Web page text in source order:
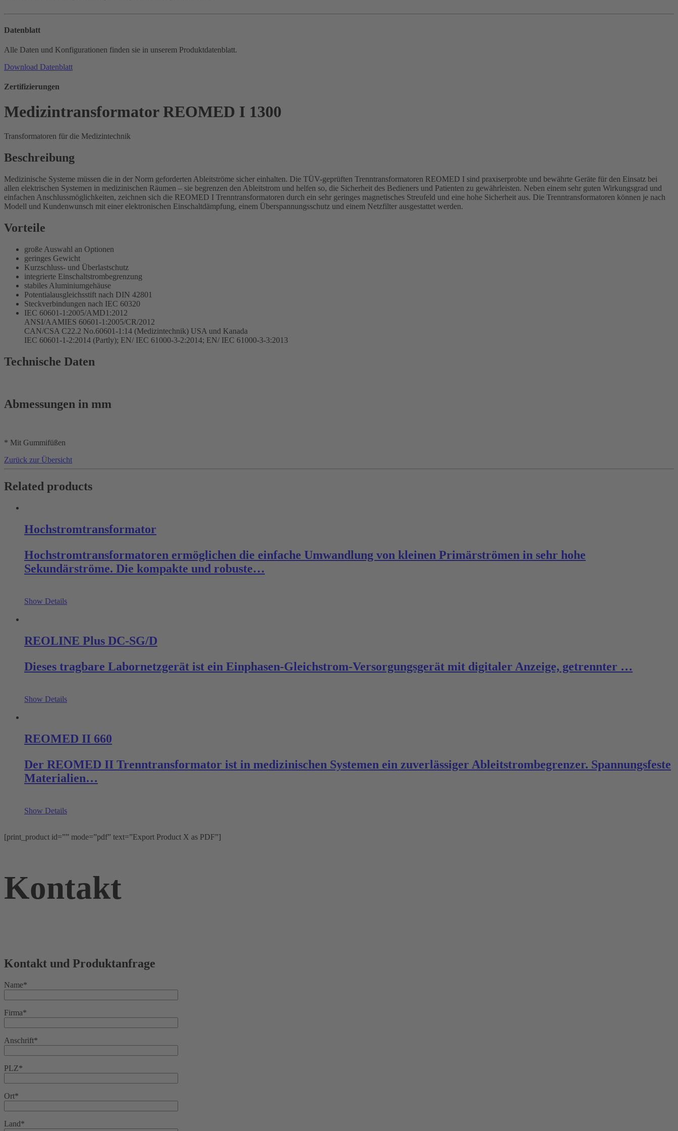
Datenblatt
Alle Daten und Konfigurationen finden sie in unserem Produktdatenblatt.
Download Datenblatt
Zertifizierungen
Medizintransformator REOMED I 1300
Transformatoren für die Medizintechnik
Beschreibung
Medizinische Systeme müssen die in der Norm geforderten Ableitströme sicher einhalten. Die TÜV-geprüften Trenntransformatoren REOMED I sind praxiserprobte und bewährte Geräte für den Einsatz bei
allen elektrischen Systemen in medizinischen Räumen – sie begrenzen den Ableitstrom und helfen so, die Sicherheit des Bedieners und Patienten zu gewährleisten. Neben einem sehr guten Wirkungsgrad und
einfachen Anschlussmöglichkeiten, zeichnen sich die REOMED I Trenntransformatoren durch ein sehr geringes magnetisches Streufeld und eine hohe Sicherheit aus. Die Trenntransformatoren können je nach
Modell und Kundenwunsch mit einer elektronischen Einschaltdämpfung, einem Überspannungsschutz und einem Netzfilter ausgestattet werden.
Vorteile
große Auswahl an Optionen
geringes Gewicht
Kurzschluss- und Überlastschutz
integrierte Einschaltstrombegrenzung
stabiles Aluminiumgehäuse
Potentialausgleichsstift nach DIN 42801
Steckverbindungen nach IEC 60320
IEC 60601-1:2005/AMD1:2012
ANSI/AAMIES 60601-1:2005/CR/2012
CAN/CSA C22.2 No.60601-1:14 (Medizintechnik) USA und Kanada
IEC 60601-1-2:2014 (Partly); EN/ IEC 61000-3-2:2014; EN/ IEC 61000-3-3:2013
Technische Daten
Abmessungen in mm
* Mit Gummifüßen
Zurück zur Übersicht
Related products
Hochstromtransformator
Hochstromtransformatoren ermöglichen die einfache Umwandlung von kleinen Primärströmen in sehr hohe
Sekundärströme. Die kompakte und robuste…
Show Details
REOLINE Plus DC-SG/D
Dieses tragbare Labornetzgerät ist ein Einphasen-Gleichstrom-Versorgungsgerät mit digitaler Anzeige, getrennter …
Show Details
REOMED II 660
Der REOMED II Trenntransformator ist in medizinischen Systemen ein zuverlässiger Ableitstrombegrenzer. Spannungsfeste
Materialien…
Show Details
[print_product id=”” mode=”pdf” text=”Export Product X as PDF”]
Kontakt
Kontakt und Produktanfrage
Name*
Firma*
Anschrift*
PLZ*
Ort*
Land*